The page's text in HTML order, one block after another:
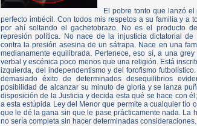
El pobre tonto que lanzó
perfecto imbécil. Con todos mis respetos a su familia y a
por ahí soltando el gachetobrazo. No es el producto
represión política. No nace de la injusticia dictatorial
contra la presión asesina de un sátrapa. Nace en una
medianamente equilibrada. Pertenece, eso sí, a una
verbal y escénica poco menos que una religión. Está
izquierda, del independentismo y del forofismo
demasiado éxito de determinados desequilibrios
posibilidad de alcanzar su minuto de gloria y se lanza
disposición de la Justicia y decida esta qué se hace con
a esta estúpida Ley del Menor que permite a cualquier tío
que le dé la gana sin que le pase prácticamente nada. La
no sería completa sin hacer determinadas consideraciones.